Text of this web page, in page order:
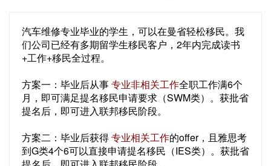
汽车维修专业毕业的学生，可以在曼省轻松移民。我
们公司已经有多期留学生移民客户，2年内完成读书
+工作+移民全过程。
方案一：毕业后从事专业非相关工作全职工作满6个
月，即可满足提名移民申请要求（SWM类）。获批省
提名后，即可进入联邦移民阶段。
方案二：毕业后获得专业相关工作的offer，且雅思考
到G类4个6可以直接申请提名移民（IES类）。获批省